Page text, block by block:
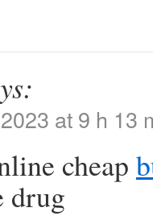
at 9 h 13
cheap
drug